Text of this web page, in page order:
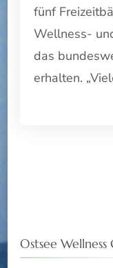
fünf
Wellness-
das
erhalten.
Ostsee Wellness